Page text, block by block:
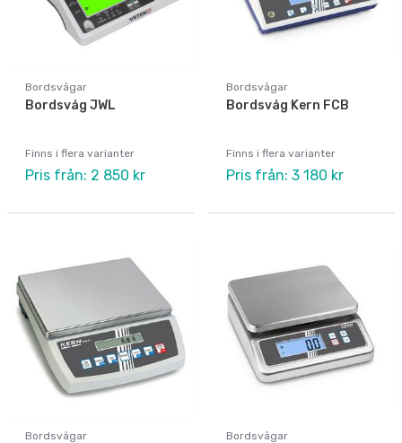
Bordsvågar
Bordsvåg JWL
Finns i flera varianter
Pris från: 2 850 kr
Bordsvågar
Bordsvåg Kern FCB
Finns i flera varianter
Pris från: 3 180 kr
Bordsvågar Bordsvågar